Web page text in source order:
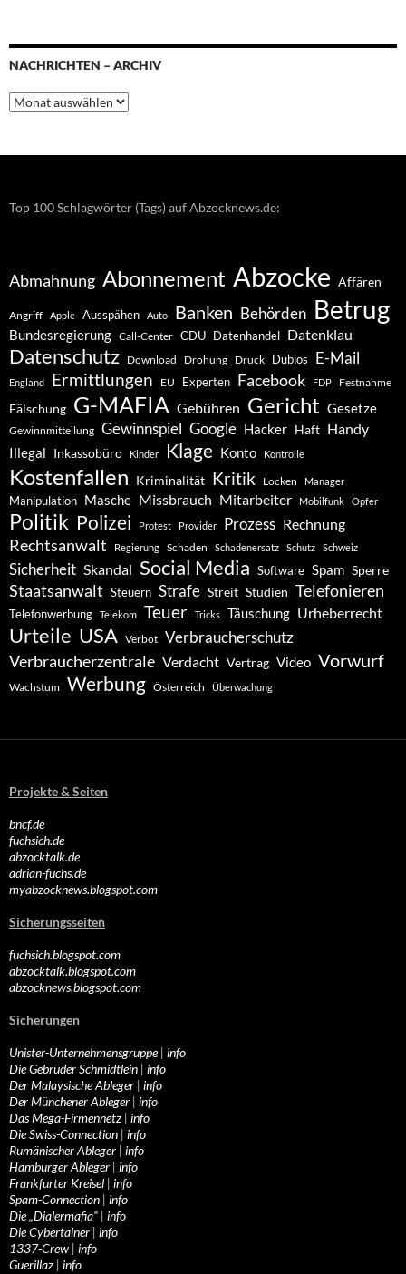
NACHRICHTEN – ARCHIV
Nachrichten
–
Top 100 Schlagwörter (Tags) auf Abzocknews.de:
Abmahnung Abonnement Abzocke Affären
Angriff Apple Ausspähen Auto Banken Behörden Betrug
Bundesregierung Call-Center CDU Datenhandel Datenklau
Datenschutz Download Drohung Druck Dubios E-Mail
England Ermittlungen EU Experten Facebook FDP Festnahme
Fälschung G-MAFIA Gebühren Gericht Gesetze
Gewinnmitteilung Gewinnspiel Google Hacker Haft Handy
Illegal Inkassobüro Kinder Klage Konto Kontrolle
Kostenfallen Kriminalität Kritik Locken Manager
Manipulation Masche Missbrauch Mitarbeiter Mobilfunk Opfer
Politik Polizei Protest Provider Prozess Rechnung
Rechtsanwalt Regierung Schaden Schadenersatz Schutz Schweiz
Sicherheit Skandal Social Media Software Spam Sperre
Staatsanwalt Steuern Strafe Streit Studien Telefonieren
Telefonwerbung Telekom Teuer Tricks Täuschung Urheberrecht
Urteile USA Verbot Verbraucherschutz
Verbraucherzentrale Verdacht Vertrag Video Vorwurf
Wachstum Werbung Österreich Überwachung
Projekte & Seiten
bncf.de
fuchsich.de
abzocktalk.de
adrian-fuchs.de
myabzocknews.blogspot.com
Sicherungsseiten
fuchsich.blogspot.com
abzocktalk.blogspot.com
abzocknews.blogspot.com
Sicherungen
Unister-Unternehmensgruppe| info
Die Gebrüder Schmidtlein | info
Der Malaysische Ableger | info
Der Münchener Ableger | info
Das Mega-Firmennetz | info
Die Swiss-Connection | info
Rumänischer Ableger | info
Hamburger Ableger | info
Frankfurter Kreisel | info
Spam-Connection | info
Die „Dialermafia“ | info
Die Cybertainer | info
1337-Crew | info
Guerillaz | info